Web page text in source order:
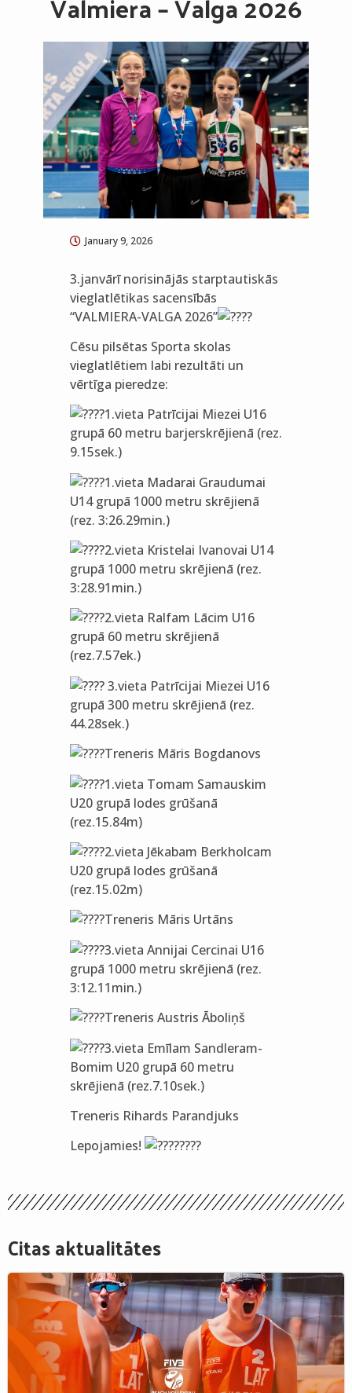
January 9, 2026
3.janvārī norisinājās starptautiskās
vieglatlētikas sacensībās
“VALMIERA-VALGA 2026”
Cēsu pilsētas Sporta skolas
vieglatlētiem labi rezultāti un
vērtīga pieredze:
1.vieta Patrīcijai Miezei U16
grupā 60 metru barjerskrējienā (rez.
9.15sek.)
1.vieta Madarai Graudumai
U14 grupā 1000 metru skrējienā
(rez. 3:26.29min.)
2.vieta Kristelai Ivanovai U14
grupā 1000 metru skrējienā (rez.
3:28.91min.)
2.vieta Ralfam Lācim U16
grupā 60 metru skrējienā
(rez.7.57ek.)
3.vieta Patrīcijai Miezei U16
grupā 300 metru skrējienā (rez.
44.28sek.)
Treneris Māris Bogdanovs
1.vieta Tomam Samauskim
U20 grupā lodes grūšanā
(rez.15.84m)
2.vieta Jēkabam Berkholcam
U20 grupā lodes grūšanā
(rez.15.02m)
Treneris Māris Urtāns
3.vieta Annijai Cercinai U16
grupā 1000 metru skrējienā (rez.
3:12.11min.)
Treneris Austris Āboliņš
3.vieta Emīlam Sandleram-
Bomim U20 grupā 60 metru
skrējienā (rez.7.10sek.)
Treneris Rihards Parandjuks
Lepojamies!
Citas aktualitātes